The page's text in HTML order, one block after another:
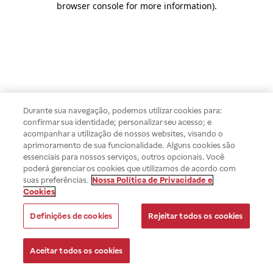
browser console for more information).
Durante sua navegação, podemos utilizar cookies para:
confirmar sua identidade; personalizar seu acesso; e
acompanhar a utilização de nossos websites, visando o
aprimoramento de sua funcionalidade. Alguns cookies são
essenciais para nossos serviços, outros opcionais. Você
poderá gerenciar os cookies que utilizamos de acordo com
suas preferências. Nossa Política de Privacidade e
Cookies
Definições de cookies Rejeitar todos os cookies
Aceitar todos os cookies